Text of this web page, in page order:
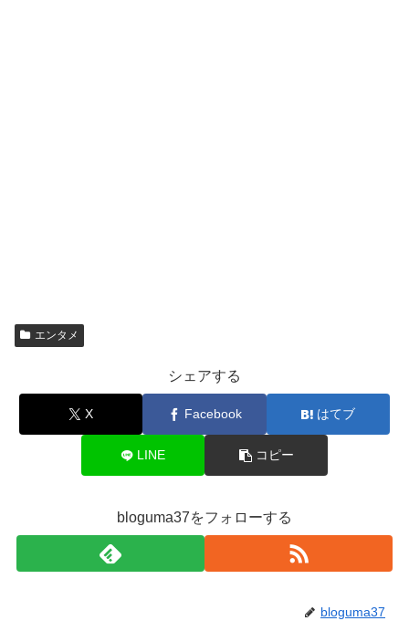
エンタメ
シェアする
X Facebook はてブ
LINE コピー
bloguma37をフォローする
bloguma37